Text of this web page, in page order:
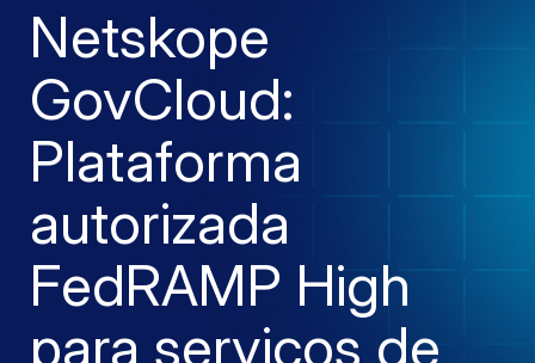
Netskope
GovCloud:
Plataforma
autorizada
FedRAMP High
para serviços de